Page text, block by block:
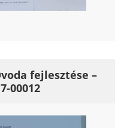
fejlesztése –
00012